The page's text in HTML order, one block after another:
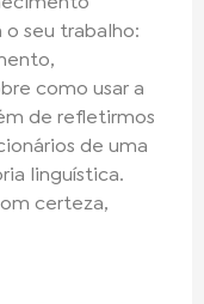
seu trabalho:
como usar a
de refletirmos
de uma
linguística.
certeza,